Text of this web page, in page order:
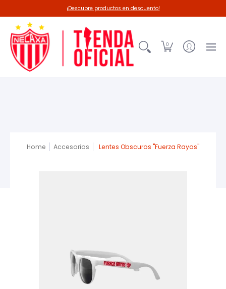
Línea 26-27 Deadpool-Necaxa
¡Descubre productos en descuento!
0
Home Accesorios Lentes Obscuros "Fuerza Rayos"